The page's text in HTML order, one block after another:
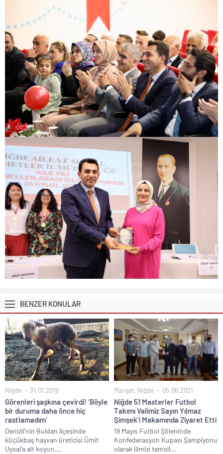
BENZER KONULAR
Niğde 31.01.2019
Görenleri şaşkına çevirdi! ‘Böyle
bir duruma daha önce hiç
rastlamadım’
Denizli’nin Buldan ilçesinde
küçükbaş hayvan üreticisi Ümit
Uysal’a ait koyun,...
Manşet, Niğde 06.06.2021
Niğde 51 Masterler Futbol
Takımı Valimiz Sayın Yılmaz
Şimşek’i Makamında Ziyaret Etti
19 Mayıs Futbol Şöleninde
Konfederasyon Kupası Şampiyonu
olarak ilimizi temsil...